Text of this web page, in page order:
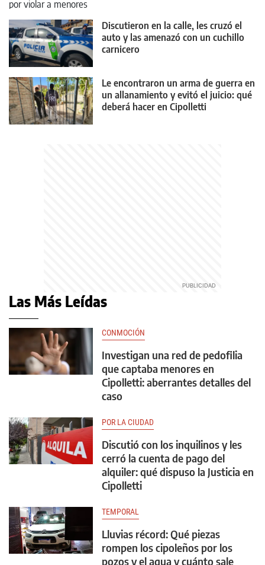
Discutieron en la calle, les cruzó el
auto y las amenazó con un cuchillo
carnicero
Le encontraron un arma de guerra en
un allanamiento y evitó el juicio: qué
deberá hacer en Cipolletti
Las Más Leídas
CONMOCIÓN
Investigan una red de pedofilia
que captaba menores en
Cipolletti: aberrantes detalles del
caso
POR LA CIUDAD
Discutió con los inquilinos y les
cerró la cuenta de pago del
alquiler: qué dispuso la Justicia en
Cipolletti
TEMPORAL
Lluvias récord: Qué piezas
rompen los cipoleños por los
pozos y el agua y cuánto sale